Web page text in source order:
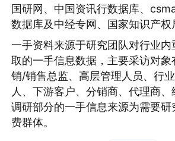
国研网、中国资讯行数据库、
数据库及中经专网、国家知识产权
一手资料来源于研究团队对行业
取的一手信息数据，主要采访对象
销/销售总监、高层管理人员、行
人、下游客户、分销商、代理商
调研部分的一手信息来源为需要研
费群体。